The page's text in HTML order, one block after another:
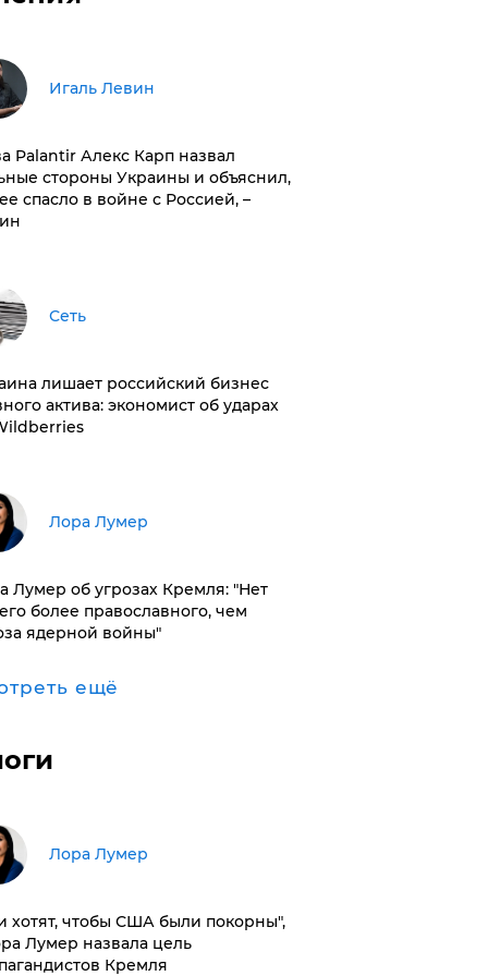
Игаль Левин
Palantir Алекс Карп назвал
стороны Украины и объяснил,
спасло в войне с Россией, –
Сеть
лишает российский бизнес
актива: экономист об ударах
​Лора Лумер
Лумер об угрозах Кремля: "Нет
более православного, чем
ядерной войны"
ещё
​Лора Лумер
хотят, чтобы США были покорны",
Лумер назвала цель
Кремля